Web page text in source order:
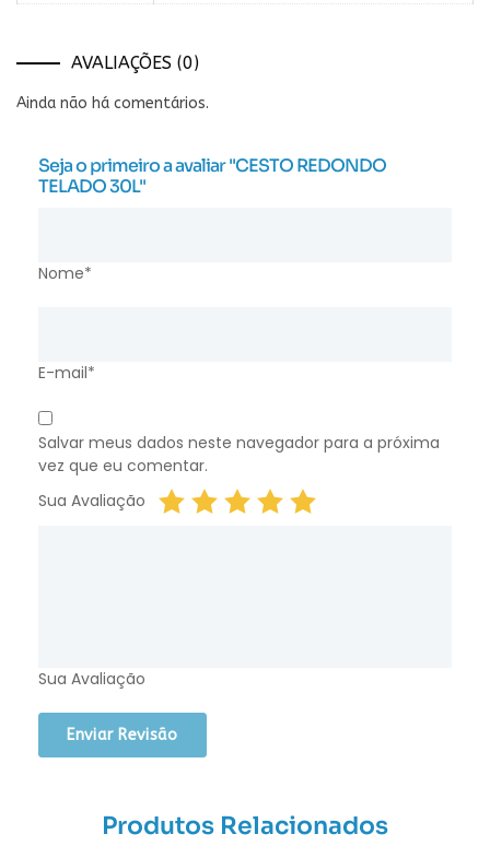
AVALIAÇÕES (0)
Ainda não há comentários.
Seja o primeiro a avaliar "CESTO REDONDO
TELADO 30L"
Nome*
E-mail*
Salvar meus dados neste navegador para a próxima
vez que eu comentar.
Sua Avaliação
Sua Avaliação
Produtos Relacionados